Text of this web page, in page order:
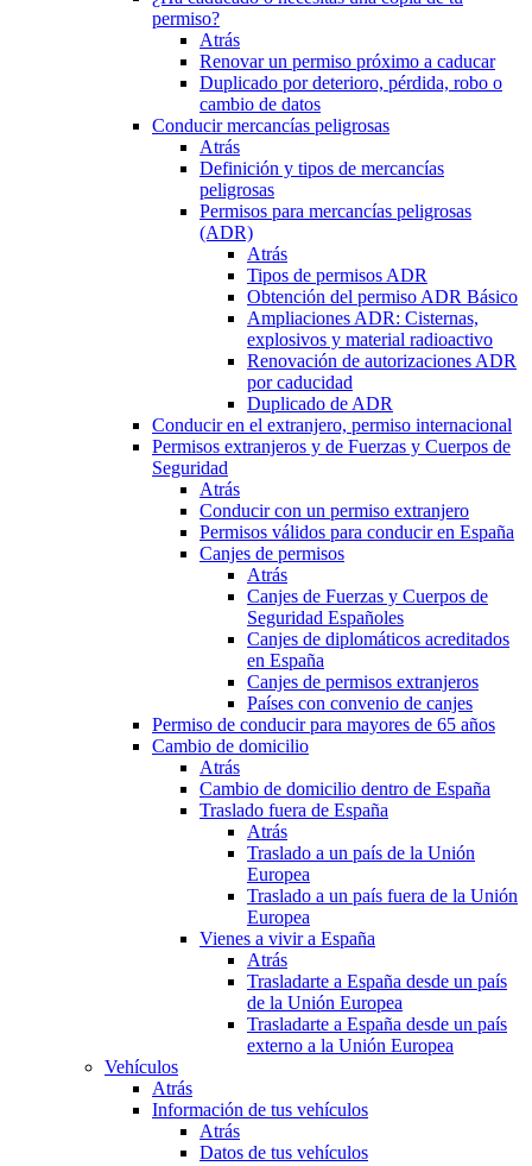
permiso?
Atrás
Renovar un permiso próximo a caducar
Duplicado por deterioro, pérdida, robo o
cambio de datos
Conducir mercancías peligrosas
Atrás
Definición y tipos de mercancías
peligrosas
Permisos para mercancías peligrosas
(ADR)
Atrás
Tipos de permisos ADR
Obtención del permiso ADR Básico
Ampliaciones ADR: Cisternas,
explosivos y material radioactivo
Renovación de autorizaciones ADR
por caducidad
Duplicado de ADR
Conducir en el extranjero, permiso internacional
Permisos extranjeros y de Fuerzas y Cuerpos de
Seguridad
Atrás
Conducir con un permiso extranjero
Permisos válidos para conducir en España
Canjes de permisos
Atrás
Canjes de Fuerzas y Cuerpos de
Seguridad Españoles
Canjes de diplomáticos acreditados
en España
Canjes de permisos extranjeros
Países con convenio de canjes
Permiso de conducir para mayores de 65 años
Cambio de domicilio
Atrás
Cambio de domicilio dentro de España
Traslado fuera de España
Atrás
Traslado a un país de la Unión
Europea
Traslado a un país fuera de la Unión
Europea
Vienes a vivir a España
Atrás
Trasladarte a España desde un país
de la Unión Europea
Trasladarte a España desde un país
externo a la Unión Europea
Vehículos
Atrás
Información de tus vehículos
Atrás
Datos de tus vehículos